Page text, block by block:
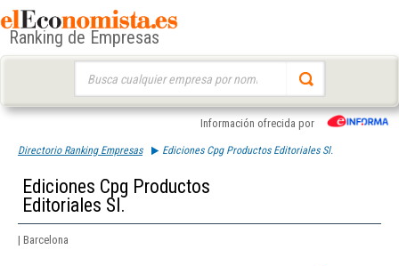
Ranking de Empresas
Información ofrecida por
Directorio Ranking Empresas Ediciones Cpg Productos Editoriales Sl.
Ediciones Cpg Productos
Editoriales Sl.
| Barcelona